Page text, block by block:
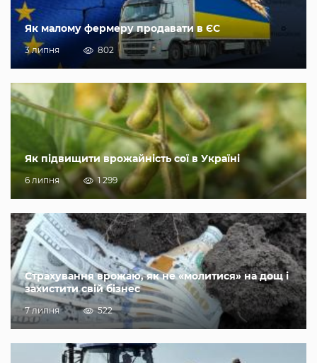
Як малому фермеру продавати в ЄС
3 липня 802
Як підвищити врожайність сої в Україні
6 липня 1 299
Страхування врожаю, як не «молитися» на дощ і
захистити свій бізнес
7 липня 522